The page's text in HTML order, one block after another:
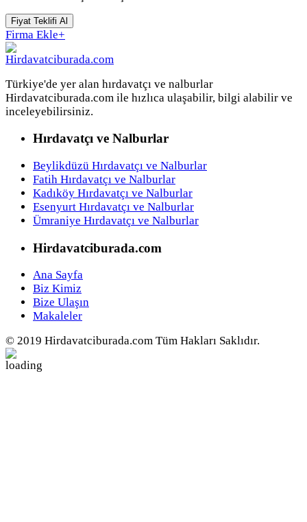
Fiyat Teklifi Al
Firma Ekle+
Türkiye'de yer alan hırdavatçı ve nalburlar
Hirdavatciburada.com ile hızlıca ulaşabilir, bilgi alabilir ve
inceleyebilirsiniz.
Hırdavatçı ve Nalburlar
Beylikdüzü Hırdavatçı ve Nalburlar
Fatih Hırdavatçı ve Nalburlar
Kadıköy Hırdavatçı ve Nalburlar
Esenyurt Hırdavatçı ve Nalburlar
Ümraniye Hırdavatçı ve Nalburlar
Hirdavatciburada.com
Ana Sayfa
Biz Kimiz
Bize Ulaşın
Makaleler
© 2019 Hirdavatciburada.com Tüm Hakları Saklıdır.